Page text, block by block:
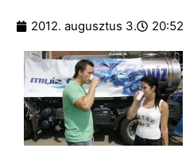
2012. augusztus 3. 20:52